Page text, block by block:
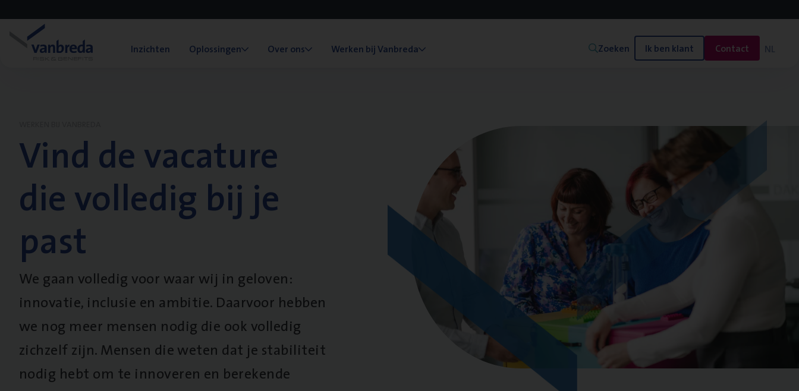
Inzichten Oplossingen Over ons Werken bij Vanbreda Zoeken Ik ben klant Contact NL
Vind de vacature
die volledig bij je
past
We gaan volledig voor waar wij in geloven:
innovatie, inclusie en ambitie. Daarvoor hebben
we nog meer mensen nodig die ook volledig
zichzelf zijn. Mensen die weten dat je stabiliteit
nodig hebt om te innoveren en berekende